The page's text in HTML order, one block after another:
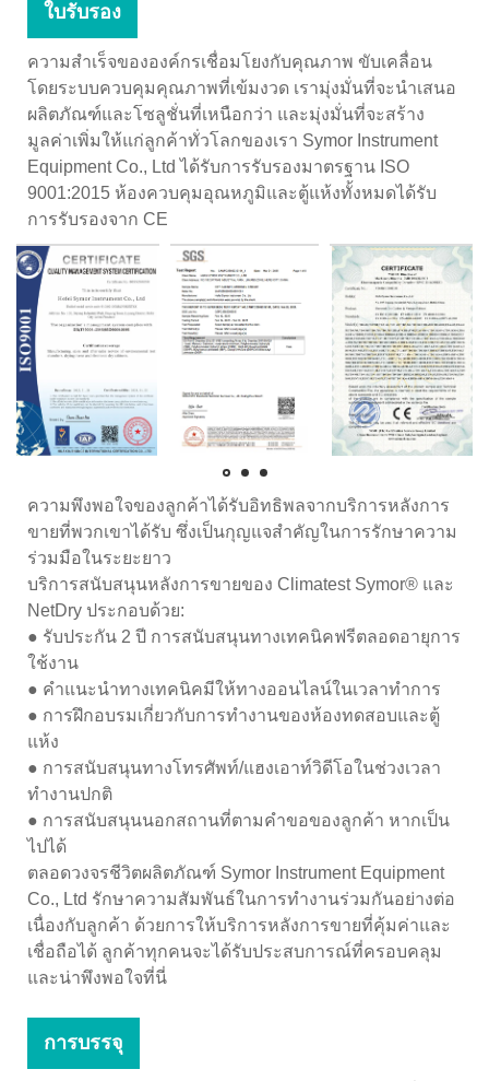
ใบรับรอง
ความสำเร็จขององค์กรเชื่อมโยงกับคุณภาพ ขับเคลื่อน
โดยระบบควบคุมคุณภาพที่เข้มงวด เรามุ่งมั่นที่จะนำเสนอ
ผลิตภัณฑ์และโซลูชั่นที่เหนือกว่า และมุ่งมั่นที่จะสร้าง
มูลค่าเพิ่มให้แก่ลูกค้าทั่วโลกของเรา Symor Instrument
Equipment Co., Ltd ได้รับการรับรองมาตรฐาน ISO
9001:2015 ห้องควบคุมอุณหภูมิและตู้แห้งทั้งหมดได้รับ
การรับรองจาก CE
ความพึงพอใจของลูกค้าได้รับอิทธิพลจากบริการหลังการ
ขายที่พวกเขาได้รับ ซึ่งเป็นกุญแจสำคัญในการรักษาความ
ร่วมมือในระยะยาว
บริการสนับสนุนหลังการขายของ Climatest Symor® และ
NetDry ประกอบด้วย:
● รับประกัน 2 ปี การสนับสนุนทางเทคนิคฟรีตลอดอายุการ
ใช้งาน
● คำแนะนำทางเทคนิคมีให้ทางออนไลน์ในเวลาทำการ
● การฝึกอบรมเกี่ยวกับการทำงานของห้องทดสอบและตู้
แห้ง
● การสนับสนุนทางโทรศัพท์/แฮงเอาท์วิดีโอในช่วงเวลา
ทำงานปกติ
● การสนับสนุนนอกสถานที่ตามคำขอของลูกค้า หากเป็น
ไปได้
ตลอดวงจรชีวิตผลิตภัณฑ์ Symor Instrument Equipment
Co., Ltd รักษาความสัมพันธ์ในการทำงานร่วมกันอย่างต่อ
เนื่องกับลูกค้า ด้วยการให้บริการหลังการขายที่คุ้มค่าและ
เชื่อถือได้ ลูกค้าทุกคนจะได้รับประสบการณ์ที่ครอบคลุม
และน่าพึงพอใจที่นี่
การบรรจุ